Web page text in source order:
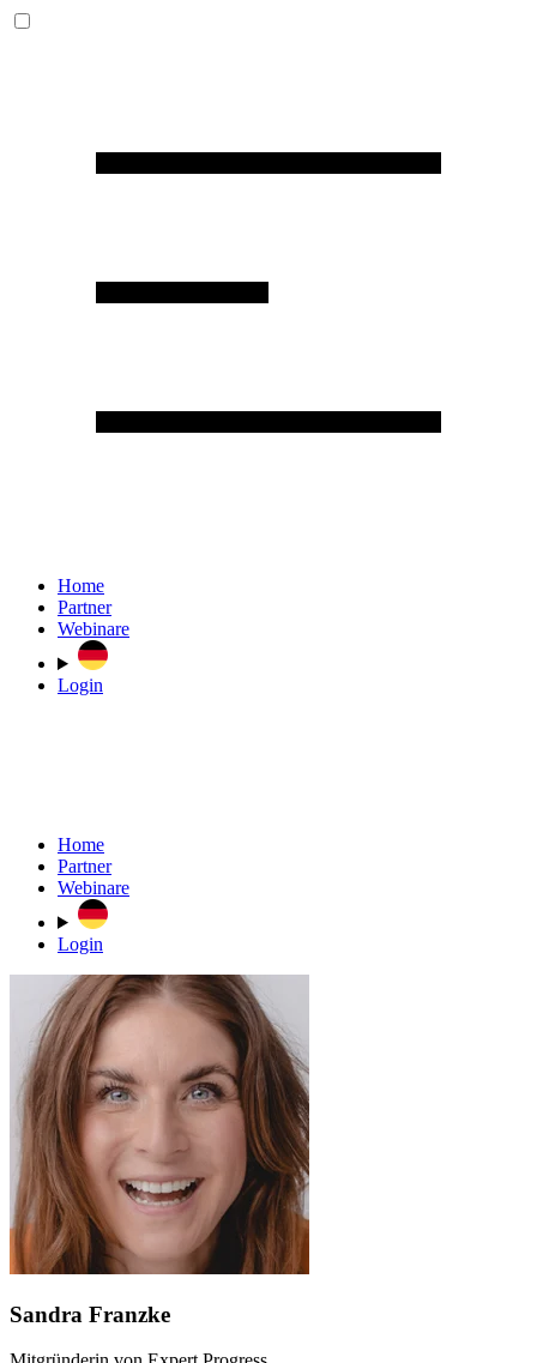
Home
Partner
Webinare
Login
Home
Partner
Webinare
Login
Sandra Franzke